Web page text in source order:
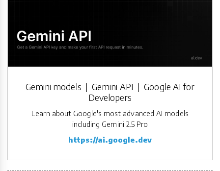
Gemini models | Gemini API | Google AI for
Developers
Learn about Google's most advanced AI models
including Gemini 2.5 Pro
https://ai.google.dev